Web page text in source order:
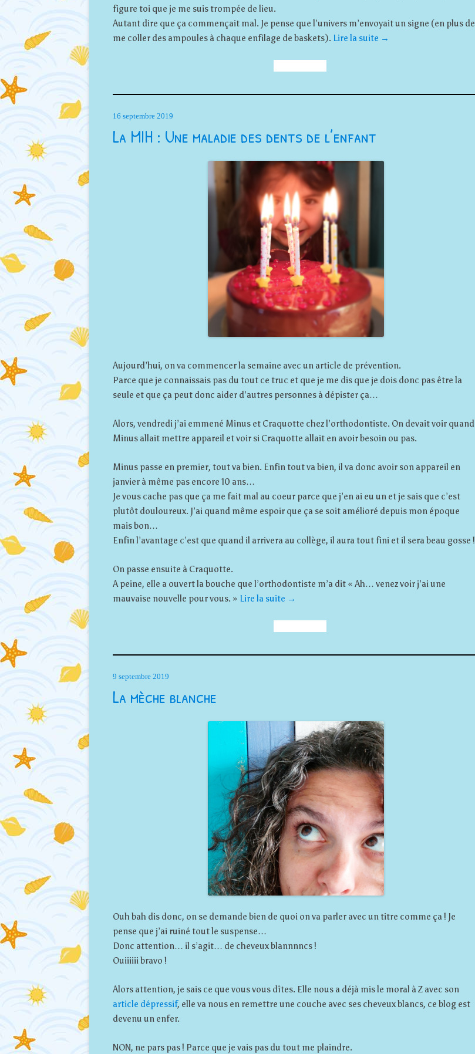
figure toi que je me suis trompée de lieu.
Autant dire que ça commençait mal. Je pense que l’univers m’envoyait un signe (en plus de
me coller des ampoules à chaque enfilage de baskets). Lire la suite →
16 septembre 2019
La MIH : Une maladie des dents de l’enfant
Aujourd’hui, on va commencer la semaine avec un article de prévention.
Parce que je connaissais pas du tout ce truc et que je me dis que je dois donc pas être la
seule et que ça peut donc aider d’autres personnes à dépister ça…
Alors, vendredi j’ai emmené Minus et Craquotte chez l’orthodontiste. On devait voir quand
Minus allait mettre appareil et voir si Craquotte allait en avoir besoin ou pas.
Minus passe en premier, tout va bien. Enfin tout va bien, il va donc avoir son appareil en
janvier à même pas encore 10 ans…
Je vous cache pas que ça me fait mal au coeur parce que j’en ai eu un et je sais que c’est
plutôt douloureux. J’ai quand même espoir que ça se soit amélioré depuis mon époque
mais bon…
Enfin l’avantage c’est que quand il arrivera au collège, il aura tout fini et il sera beau gosse !
On passe ensuite à Craquotte.
A peine, elle a ouvert la bouche que l’orthodontiste m’a dit « Ah… venez voir j’ai une
mauvaise nouvelle pour vous. » Lire la suite →
9 septembre 2019
La mèche blanche
Ouh bah dis donc, on se demande bien de quoi on va parler avec un titre comme ça ! Je
pense que j’ai ruiné tout le suspense…
Donc attention… il s’agit… de cheveux blannnncs !
Ouiiiiii bravo !
Alors attention, je sais ce que vous vous dîtes. Elle nous a déjà mis le moral à Z avec son
article dépressif, elle va nous en remettre une couche avec ses cheveux blancs, ce blog est
devenu un enfer.
NON, ne pars pas ! Parce que je vais pas du tout me plaindre.